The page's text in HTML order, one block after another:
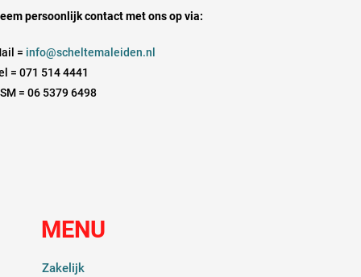
persoonlijk contact met ons op via:
= info@scheltemaleiden.nl
= 071 514 4441
= 06 5379 6498
MENU
Zakelijk